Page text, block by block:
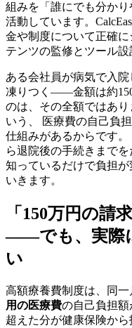
組みを「誰にでも分か
活動しています。
金や制度について正確
テンツの監修とツール設
ある会社員が病気で入
凍りつく——金額は約
のは、その全額ではあ
いう、 医療費の自己負
仕組みがあるからです
ら退院後の手続きまで
知っているだけで負担
いきます。
「150万円の請
——でも、実際
い
高額療養費制度は、同
用の医療費の自己負担額
超えた分が健康保険か